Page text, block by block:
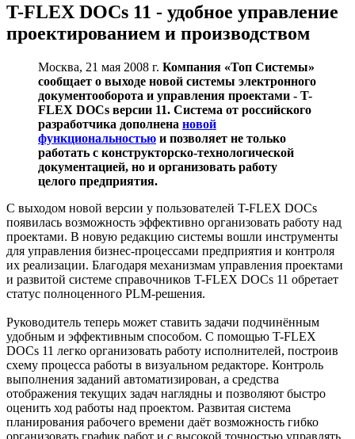
T-FLEX DOCs 11 - удобное управление
проектированием и производством
Москва, 21 мая 2008 г. Компания «Топ Системы»
сообщает о выходе новой системы электронного
документооборота и управления проектами - T-
FLEX DOCs версии 11. Система от российского
разработчика дополнена новой
функциональностью и позволяет не только
работать с конструкторско-технологической
документацией, но и организовать работу
целого предприятия.
С выходом новой версии у пользователей T-FLEX DOCs
появилась возможность эффективно организовать работу над
проектами. В новую редакцию системы вошли инструменты
для управления бизнес-процессами предприятия и контроля
их реализации. Благодаря механизмам управления проектами
и развитой системе справочников T-FLEX DOCs 11 обретает
статус полноценного PLM-решения.
Руководитель теперь может ставить задачи подчинённым
удобным и эффективным способом. С помощью T-FLEX
DOCs 11 легко организовать работу исполнителей, построив
схему процесса работы в визуальном редакторе. Контроль
выполнения заданий автоматизирован, а средства
отображения текущих задач наглядны и позволяют быстро
оценить ход работы над проектом. Развитая система
планирования рабочего времени даёт возможность гибко
организовать график работ и с высокой точностью управлять